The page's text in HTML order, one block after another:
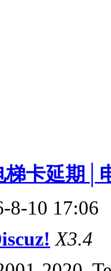
卡延期│
8-10 17:06
X3.4